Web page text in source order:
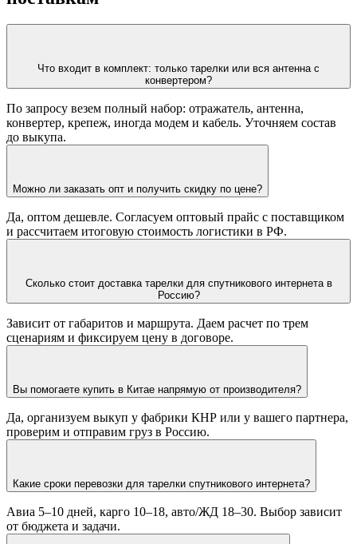
Что входит в комплект: только тарелки или вся антенна с
конвертером?
По запросу везем полный набор: отражатель, антенна,
конвертер, крепеж, иногда модем и кабель. Уточняем состав
до выкупа.
Можно ли заказать опт и получить скидку по цене?
Да, оптом дешевле. Согласуем оптовый прайс с поставщиком
и рассчитаем итоговую стоимость логистики в РФ.
Сколько стоит доставка тарелки для спутникового интернета в
Россию?
Зависит от габаритов и маршрута. Даем расчет по трем
сценариям и фиксируем цену в договоре.
Вы помогаете купить в Китае напрямую от производителя?
Да, организуем выкуп у фабрики КНР или у вашего партнера,
проверим и отправим груз в Россию.
Какие сроки перевозки для тарелки спутникового интернета?
Авиа 5–10 дней, карго 10–18, авто/ЖД 18–30. Выбор зависит
от бюджета и задачи.